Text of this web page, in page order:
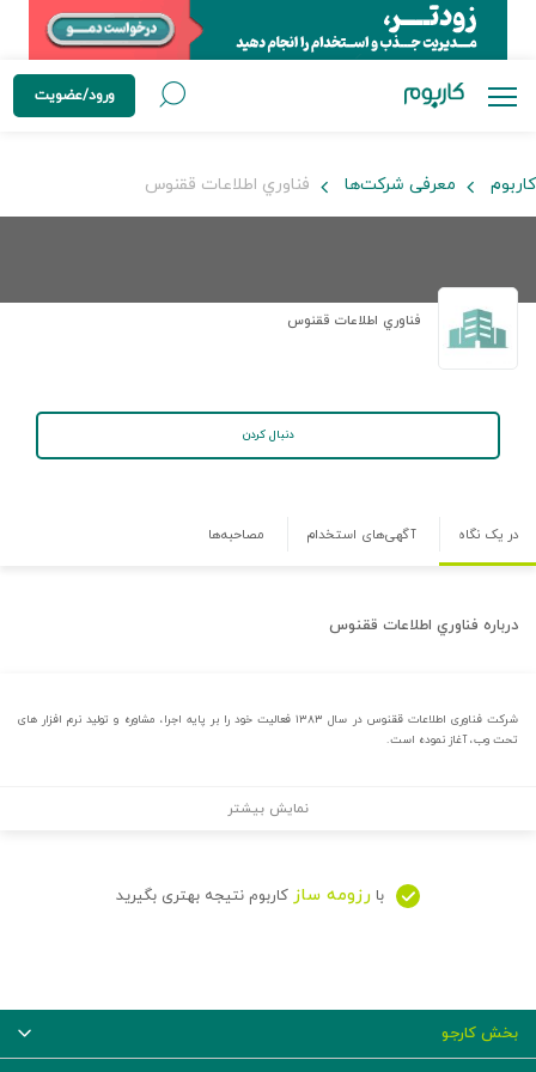
ورود/عضویت
کاربوم معرفی شرکت‌ها فناوري اطلاعات ققنوس
فناوري اطلاعات ققنوس
دنبال کردن
در یک نگاه آگهی‌های استخدام مصاحبه‌ها
درباره فناوري اطلاعات ققنوس
شرکت فناوری اطلاعات ققنوس در سال ۱۳۸۳ فعالیت خود را بر پایه اجرا، مشاوره و تولید نرم افزار های
تحت وب، آغاز نموده است.
نمایش بیشتر
با رزومه ساز کاربوم نتیجه بهتری بگیرید
بخش کارجو